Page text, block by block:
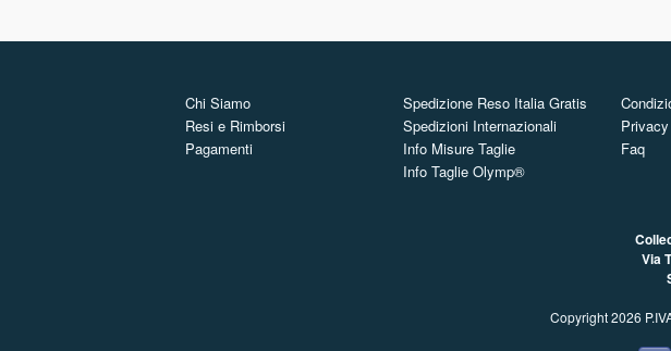
Chi Siamo
Resi e Rimborsi
Pagamenti
Spedizione Reso Italia Gratis
Spedizioni Internazionali
Info Misure Taglie
Info Taglie Olymp®
Privacy
Faq
Via
Copyright 2026